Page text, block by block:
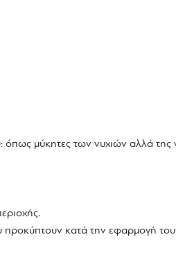
μύκητες των νυχιών αλλά
κατά την εφαρμογή